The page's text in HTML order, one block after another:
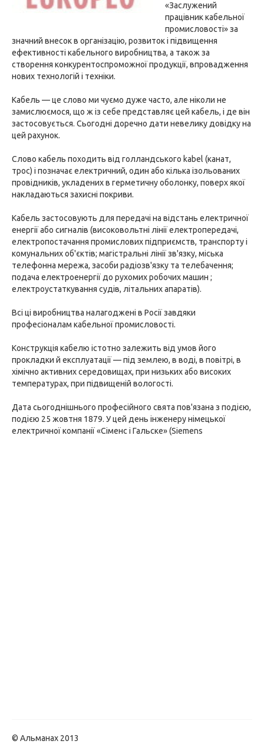
«Заслужений
працівник кабельної
промисловості» за
значний внесок в організацію, розвиток і підвищення
ефективності кабельного виробництва, а також за
створення конкурентоспроможної продукції, впровадження
нових технологій і техніки.
Кабель — це слово ми чуємо дуже часто, але ніколи не
замислюємося, що ж із себе представляє цей кабель, і де він
застосовується. Сьогодні доречно дати невелику довідку на
цей рахунок.
Слово кабель походить від голландського kabel (канат,
трос) і позначає електричний, один або кілька ізольованих
провідників, укладених в герметичну оболонку, поверх якої
накладаються захисні покриви.
Кабель застосовують для передачі на відстань електричної
енергії або сигналів (високовольтні лінії електропередачі,
електропостачання промислових підприємств, транспорту і
комунальних об'єктів; магістральні лінії зв'язку, міська
телефонна мережа, засоби радіозв'язку та телебачення;
подача електроенергії до рухомих робочих машин ;
електроустаткування судів, літальних апаратів).
Всі ці виробництва налагоджені в Росії завдяки
професіоналам кабельної промисловості.
Конструкція кабелю істотно залежить від умов його
прокладки й експлуатації — під землею, в воді, в повітрі, в
хімічно активних середовищах, при низьких або високих
температурах, при підвищеній вологості.
Дата сьогоднішнього професійного свята пов'язана з подією,
подією 25 жовтня 1879. У цей день інженеру німецької
електричної компанії «Сіменс і Гальске» (Siemens
© Альманах 2013